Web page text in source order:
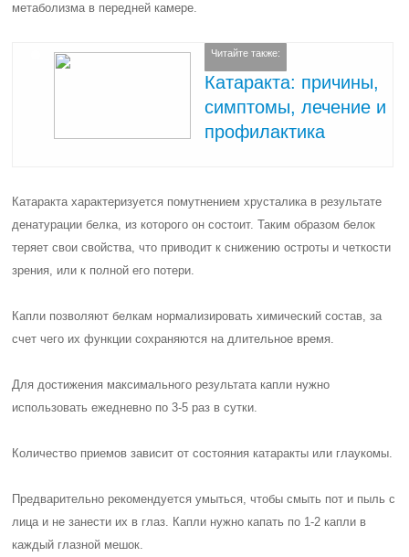
метаболизма в передней камере.
Читайте также:
Катаракта: причины,
симптомы, лечение и
профилактика
Катаракта характеризуется помутнением хрусталика в результате
денатурации белка, из которого он состоит. Таким образом белок
теряет свои свойства, что приводит к снижению остроты и четкости
зрения, или к полной его потери.
Капли позволяют белкам нормализировать химический состав, за
счет чего их функции сохраняются на длительное время.
Для достижения максимального результата капли нужно
использовать ежедневно по 3-5 раз в сутки.
Количество приемов зависит от состояния катаракты или глаукомы.
Предварительно рекомендуется умыться, чтобы смыть пот и пыль с
лица и не занести их в глаз. Капли нужно капать по 1-2 капли в
каждый глазной мешок.